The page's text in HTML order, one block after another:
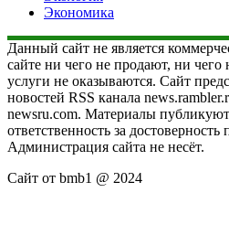
Экономика
Данный сайт не является
сайте ни чего не продают, ни
услуги не оказываются. Сайт
новостей RSS канала
newsru.com. Материалы
ответственность за
Администрация сайта не несёт.
Сайт от bmb1 @ 2024